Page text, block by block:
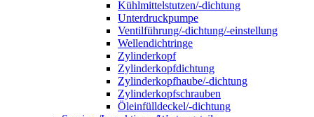
Kühlmittelstutzen/-dichtung
Unterdruckpumpe
Ventilführung/-dichtung/-einstellung
Wellendichtringe
Zylinderkopf
Zylinderkopfdichtung
Zylinderkopfhaube/-dichtung
Zylinderkopfschrauben
Öleinfülldeckel/-dichtung